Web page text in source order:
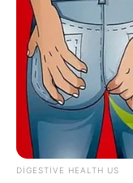
21:43 / 06 Avqust 2026
Əhalinin
SƏRİNLƏŞİR
DIGESTIVE HEALTH US